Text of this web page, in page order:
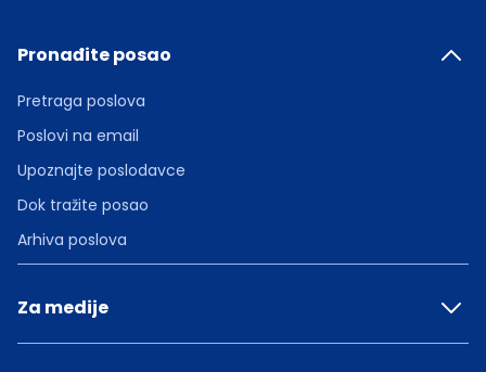
Pronađite posao
Pretraga poslova
Poslovi na email
Upoznajte poslodavce
Dok tražite posao
Arhiva poslova
Za medije